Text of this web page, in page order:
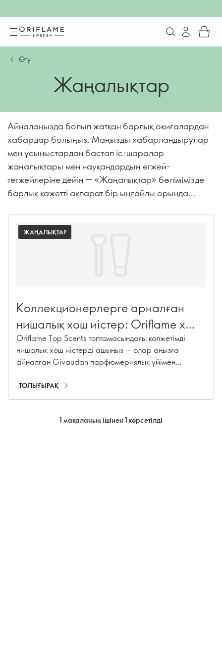
Өту
Жаңалықтар
Айналаңызда болып жатқан барлық оқиғалардан
хабардар болыңыз. Маңызды хабарландырулар
мен ұсыныстардан бастап іс-шаралар
жаңалықтары мен науқандардың егжей-
тегжейлеріне дейін — «Жаңалықтар» бөлімімізде
барлық қажетті ақпарат бір ыңғайлы орында
ЖАҢАЛЫҚТАР
Коллекционерлерге арналған
нишалық хош иістер: Oriflame x
Givaudan үздік хош иістері
Oriflame Top Scents топтамасындағы қолжетімді
нишалық хош иістерді ашыңыз — олар аңызға
айналған Givaudan парфюмериялық үйімен
парфюмдер.
ТОЛЫҒЫРАҚ
1 мақаланың ішінен 1 көрсетілді